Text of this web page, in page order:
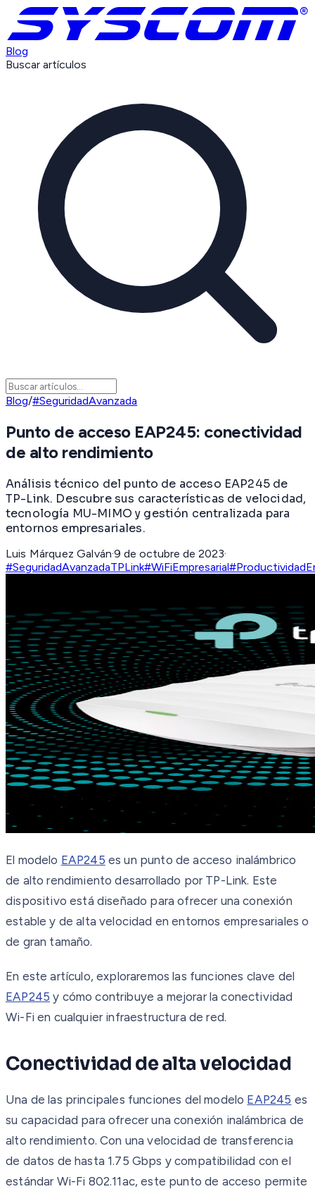
Blog
Buscar artículos
Blog/#SeguridadAvanzada
Punto de acceso EAP245: conectividad
de alto rendimiento
Análisis técnico del punto de acceso EAP245 de
TP-Link. Descubre sus características de velocidad,
tecnología MU-MIMO y gestión centralizada para
entornos empresariales.
Luis Márquez Galván·9 de octubre de 2023·
#SeguridadAvanzadaTPLink#WiFiEmpresarial
El modelo EAP245 es un punto de acceso inalámbrico
de alto rendimiento desarrollado por TP-Link. Este
dispositivo está diseñado para ofrecer una conexión
estable y de alta velocidad en entornos empresariales o
de gran tamaño.
En este artículo, exploraremos las funciones clave del
EAP245 y cómo contribuye a mejorar la conectividad
Wi-Fi en cualquier infraestructura de red.
Conectividad de alta velocidad
Una de las principales funciones del modelo EAP245 es
su capacidad para ofrecer una conexión inalámbrica de
alto rendimiento. Con una velocidad de transferencia
de datos de hasta 1.75 Gbps y compatibilidad con el
estándar Wi-Fi 802.11ac, este punto de acceso permite